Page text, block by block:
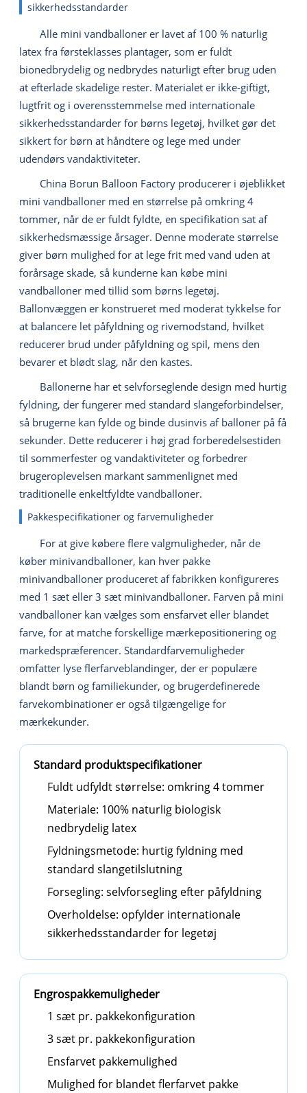
sikkerhedsstandarder
Alle mini vandballoner er lavet af 100 % naturlig
latex fra førsteklasses plantager, som er fuldt
bionedbrydelig og nedbrydes naturligt efter brug uden
at efterlade skadelige rester. Materialet er ikke-giftigt,
lugtfrit og i overensstemmelse med internationale
sikkerhedsstandarder for børns legetøj, hvilket gør det
sikkert for børn at håndtere og lege med under
udendørs vandaktiviteter.
China Borun Balloon Factory producerer i øjeblikket
mini vandballoner med en størrelse på omkring 4
tommer, når de er fuldt fyldte, en specifikation sat af
sikkerhedsmæssige årsager. Denne moderate størrelse
giver børn mulighed for at lege frit med vand uden at
forårsage skade, så kunderne kan købe mini
vandballoner med tillid som børns legetøj.
Ballonvæggen er konstrueret med moderat tykkelse for
at balancere let påfyldning og rivemodstand, hvilket
reducerer brud under påfyldning og spil, mens den
bevarer et blødt slag, når den kastes.
Ballonerne har et selvforseglende design med hurtig
fyldning, der fungerer med standard slangeforbindelser,
så brugerne kan fylde og binde dusinvis af balloner på få
sekunder. Dette reducerer i høj grad forberedelsestiden
til sommerfester og vandaktiviteter og forbedrer
brugeroplevelsen markant sammenlignet med
traditionelle enkeltfyldte vandballoner.
Pakkespecifikationer og farvemuligheder
For at give købere flere valgmuligheder, når de
køber minivandballoner, kan hver pakke
minivandballoner produceret af fabrikken konfigureres
med 1 sæt eller 3 sæt minivandballoner. Farven på mini
vandballoner kan vælges som ensfarvet eller blandet
farve, for at matche forskellige mærkepositionering og
markedspræferencer. Standardfarvemuligheder
omfatter lyse flerfarveblandinger, der er populære
blandt børn og familiekunder, og brugerdefinerede
farvekombinationer er også tilgængelige for
mærkekunder.
Standard produktspecifikationer
Fuldt udfyldt størrelse: omkring 4 tommer
Materiale: 100% naturlig biologisk
nedbrydelig latex
Fyldningsmetode: hurtig fyldning med
standard slangetilslutning
Forsegling: selvforsegling efter påfyldning
Overholdelse: opfylder internationale
sikkerhedsstandarder for legetøj
Engrospakkemuligheder
1 sæt pr. pakkekonfiguration
3 sæt pr. pakkekonfiguration
Ensfarvet pakkemulighed
Mulighed for blandet flerfarvet pakke